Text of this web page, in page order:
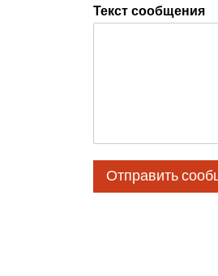
Текст сообщения
Отправить